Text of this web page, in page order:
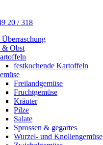
20 / 318
& Obst
festkochende Kartoffeln
Freilandgemüse
Fruchtgemüse
Kräuter
Pilze
Salate
Sprossen & gegartes
Wurzel- und Knollengemüse